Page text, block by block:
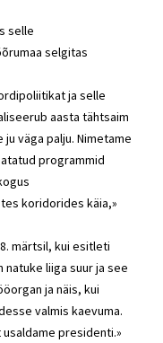
selle
selgitas
ja selle
aasta tähtsaim
väga palju. Nimetame
programmid
koridorides käia,»
märtsil, kui esitleti
liiga suur ja see
ja näis, kui
valmis kaevuma.
presidenti.»